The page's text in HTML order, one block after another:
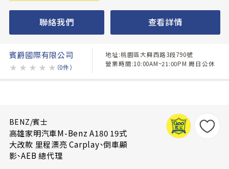
聯絡我們 查看詳情
賓爵國際有限公司
★ ★ ★ ★ ★ （0件）
地址:桃園區大興西路3段790號
營業時間:10:00AM~21:00PM 周日公休
BENZ/賓士
高雄家明汽車M-Benz A180 19式
大改款 里程漂亮 Carplay、倒車顯
影、AEB 總代理